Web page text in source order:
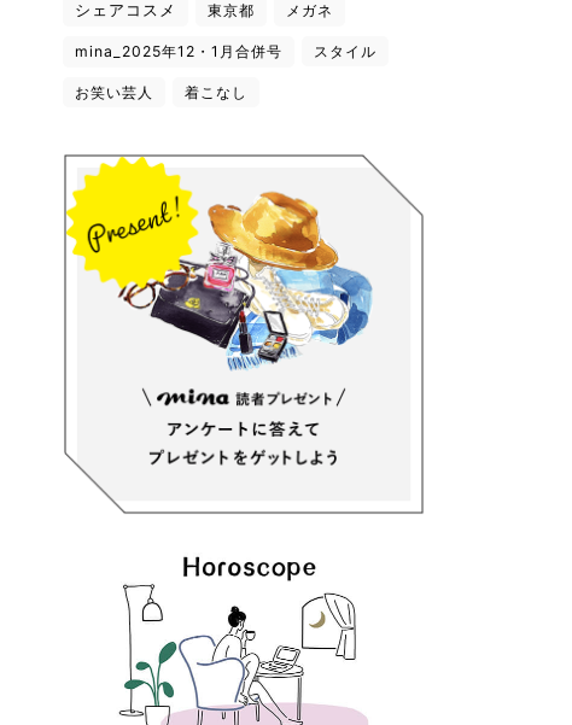
シェアコスメ 東京都 メガネ
mina_2025年12・1月合併号 スタイル
お笑い芸人 着こなし